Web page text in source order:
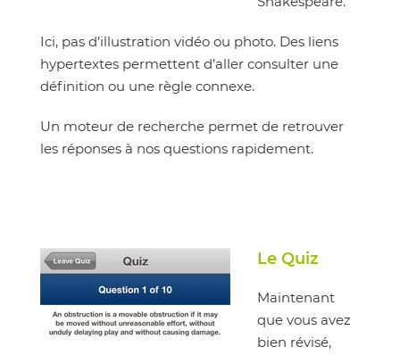
Ici, pas d’illustration vidéo ou photo. Des liens
hypertextes permettent d’aller consulter une
définition ou une règle connexe.
Un moteur de recherche permet de retrouver
les réponses à nos questions rapidement.
Le Quiz
Maintenant
que vous avez
bien révisé,